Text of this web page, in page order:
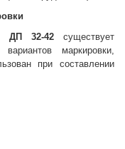
ДП 32-42 существует
маркировки,
при составлении